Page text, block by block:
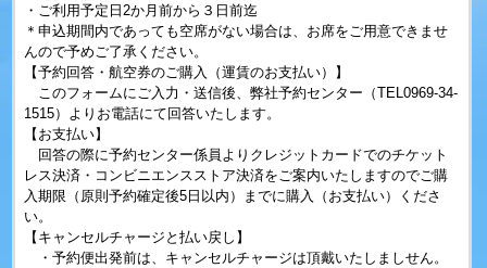
・ご利用予定日2か月前から３日前迄
＊申込期間内であっても空席がない場合は、お席をご用意できませ
んので予めご了承ください。
【予約回答・航空券のご購入（運賃のお支払い）】
このフォームにご入力・送信後、弊社予約センター（TEL0969-34-
1515）よりお電話にて回答いたします。
【お支払い】
回答の際に予約センター係員よりクレジットカードでのチケット
レス決済・コンビニエンスストア決済をご案内いたしますのでご購
入期限（原則予約確定後5日以内）までに購入（お支払い）くださ
い。
【キャンセルチャージと払い戻し】
・予約便出発前は、キャンセルチャージは頂戴いたしましせん。